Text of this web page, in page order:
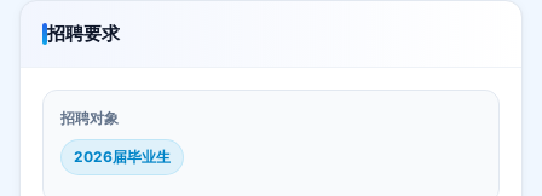
招聘要求
招聘对象
2026届毕业生